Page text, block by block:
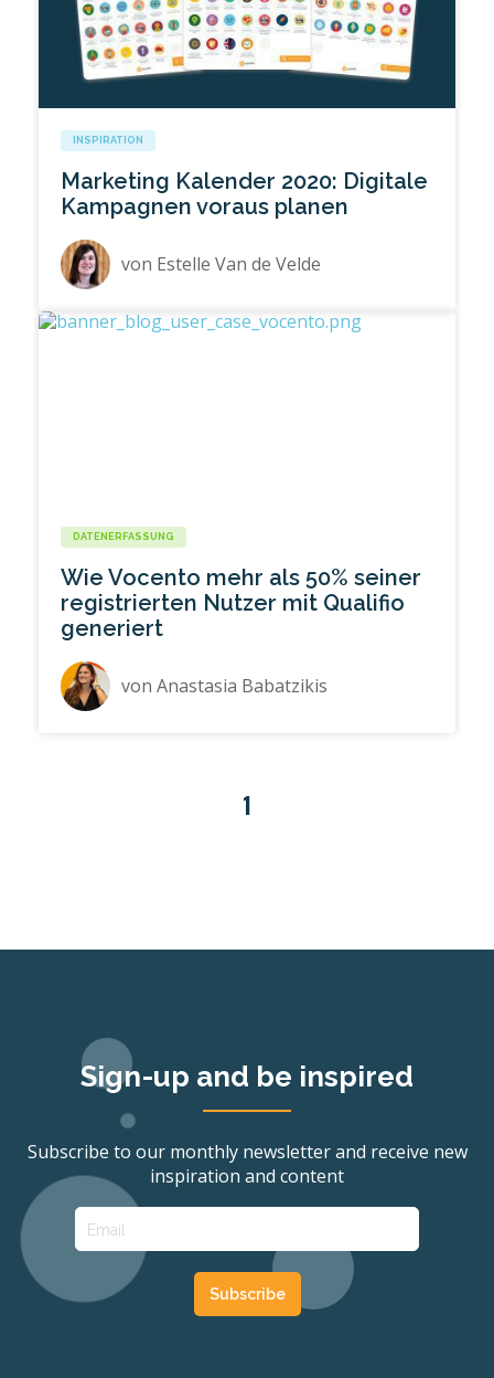
INSPIRATION
Marketing Kalender 2020: Digitale
Kampagnen voraus planen
von Estelle Van de Velde
DATENERFASSUNG
Wie Vocento mehr als 50% seiner
registrierten Nutzer mit Qualifio
generiert
vonAnastasia Babatzikis
1
Sign-up and be inspired
Subscribe to our monthly newsletter and receive new
inspiration and content